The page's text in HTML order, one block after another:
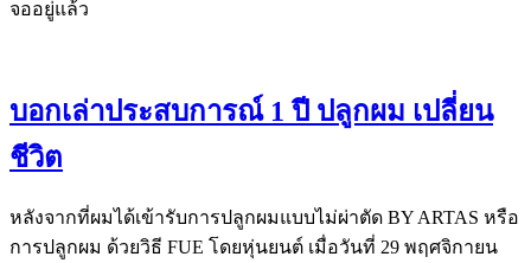
จออยู่แล้ว
บอกเล่าประสบการณ์ 1 ปี ปลูกผม เปลี่ยน
ชีวิต
หลังจากที่ผมได้เข้ารับการปลูกผมแบบไม่ผ่าตัด BY ARTAS หรือ
การปลูกผม ด้วยวิธี FUE โดยหุ่นยนต์ เมื่อวันที่ 29 พฤศจิกายน